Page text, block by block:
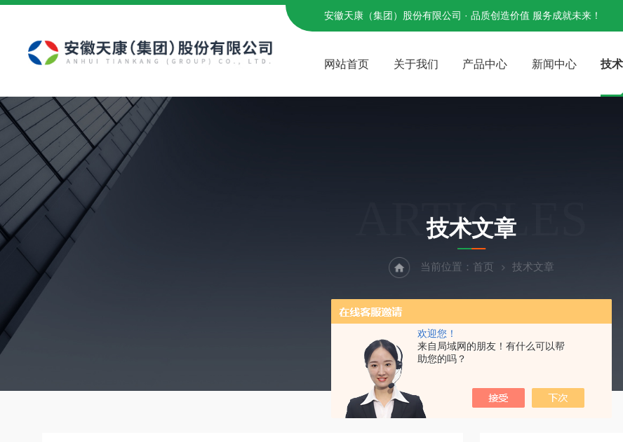
欢迎您！
来自局域网的朋友！有什么可以帮
助您的吗？
安徽天康（集团）股份有限公司 · 品质创造价值 服务成就未来！
网站首页 关于我们 产品中心 新闻中心 技
ARTICLES
技术文章
当前位置： 首页 技术文章